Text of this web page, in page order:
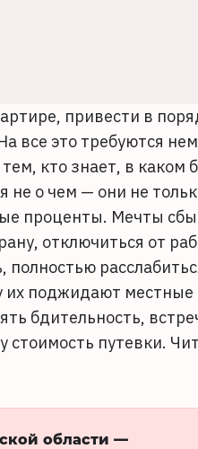
привести в
все это требуются
кто знает, в каком
не о чем — они не
проценты. Мечты
отключиться от
их поджидают
бдительность,
путевки.
области —